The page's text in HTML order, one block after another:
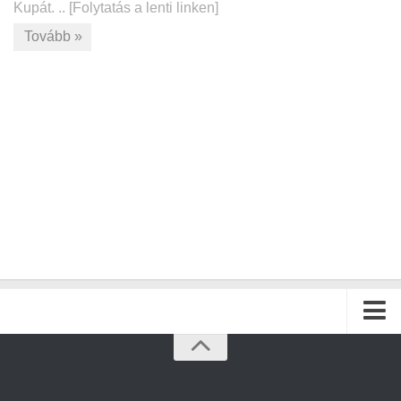
Kupát. .. [Folytatás a lenti linken]
Tovább »